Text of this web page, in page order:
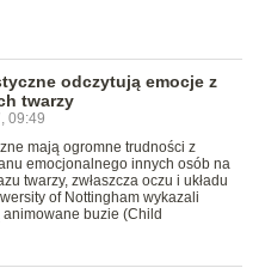
odczytują emocje z
twarzy
09:49
mają ogromne trudności z
emocjonalnego innych osób na
twarzy, zwłaszcza oczu i układu
of Nottingham wykazali
buzie (Child